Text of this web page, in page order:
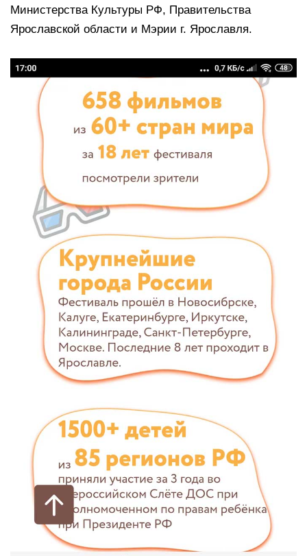
Министерства Культуры РФ, Правительства
Ярославской области и Мэрии г. Ярославля.